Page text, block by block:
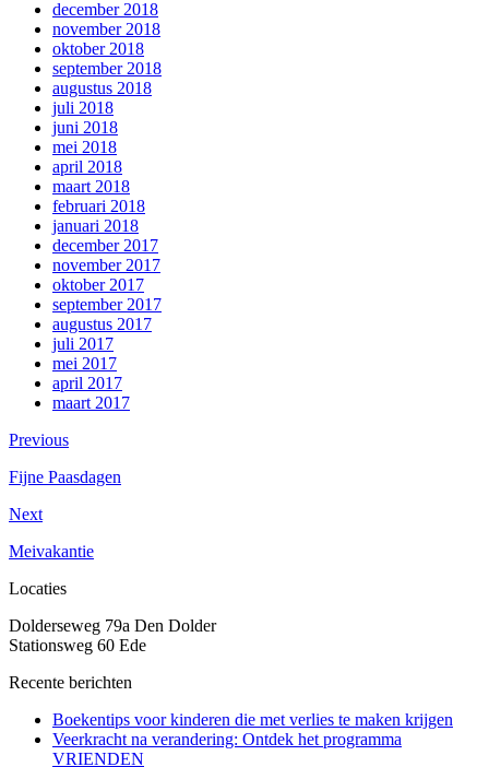
december 2018
november 2018
oktober 2018
september 2018
augustus 2018
juli 2018
juni 2018
mei 2018
april 2018
maart 2018
februari 2018
januari 2018
december 2017
november 2017
oktober 2017
september 2017
augustus 2017
juli 2017
mei 2017
april 2017
maart 2017
Previous
Fijne Paasdagen
Next
Meivakantie
Locaties
Dolderseweg 79a Den Dolder
Stationsweg 60 Ede
Recente berichten
Boekentips voor kinderen die met verlies te maken krijgen
Veerkracht na verandering: Ontdek het programma
VRIENDEN